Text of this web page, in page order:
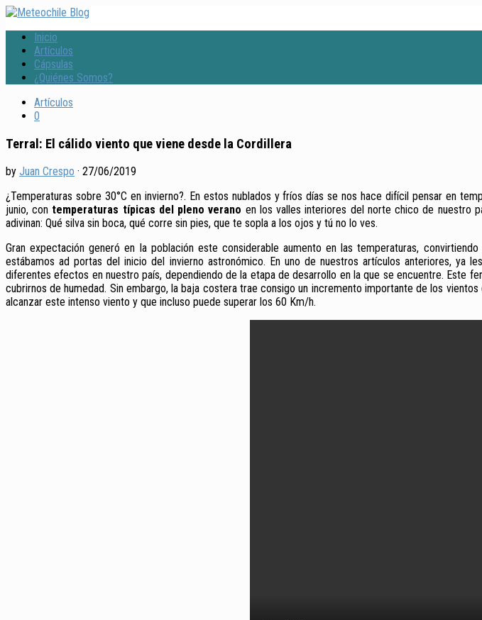
Inicio
Artículos
Cápsulas
¿Quiénes Somos?
Artículos
0
Terral: El cálido viento que viene desde la Cordillera
by Juan Crespo · 27/06/2019
¿Temperaturas sobre 30°C en invierno?. En estos nublados y fríos días se nos hace difícil pensar en
junio, con temperaturas típicas del pleno verano en los valles interiores del norte chico de nuestro
adivinan: Qué silva sin boca, qué corre sin pies, que te sopla a los ojos y tú no lo ves.
Gran expectación generó en la población este considerable aumento en las temperaturas,
estábamos ad portas del inicio del invierno astronómico. En uno de nuestros artículos anteriores,
diferentes efectos en nuestro país, dependiendo de la etapa de desarrollo en la que se encuentre. Este
cubrirnos de humedad. Sin embargo, la baja costera trae consigo un incremento importante de los
alcanzar este intenso viento y que incluso puede superar los 60 Km/h.